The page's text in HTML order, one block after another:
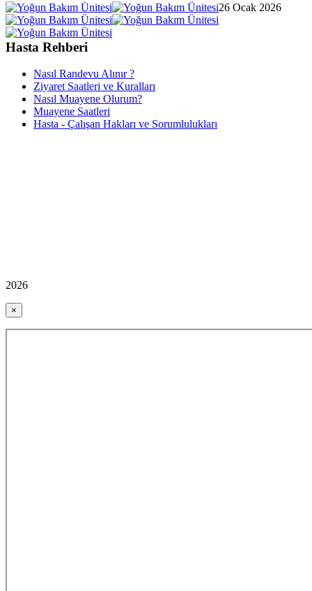
26 Ocak 2026
Hasta Rehberi
Nasıl Randevu Alınır ?
Ziyaret Saatleri ve Kuralları
Nasıl Muayene Olurum?
Muayene Saatleri
Hasta - Çalışan Hakları ve Sorumlulukları
2026
×